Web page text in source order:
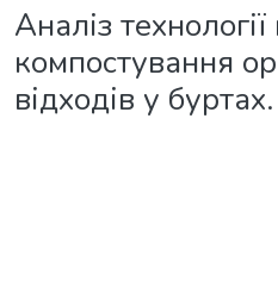
Аналіз
компостування
відходів у буртах.